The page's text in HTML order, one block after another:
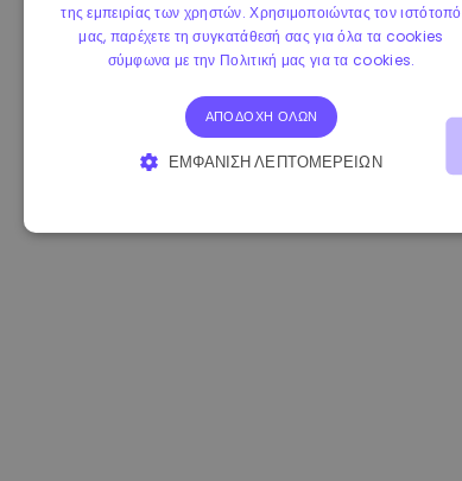
1.190000 € -2.10% 3.3B €
της εμπειρίας των χρηστών. Χρησιμοποιώντας τον ιστότοπό
μας, παρέχετε τη συγκατάθεσή σας για όλα τα cookies
σύμφωνα με την Πολιτική μας για τα cookies.
ΑΠΟΔΟΧΉ ΌΛΩΝ
ΕΜΦΆΝΙΣΗ ΛΕΠΤΟΜΕΡΕΙΏΝ